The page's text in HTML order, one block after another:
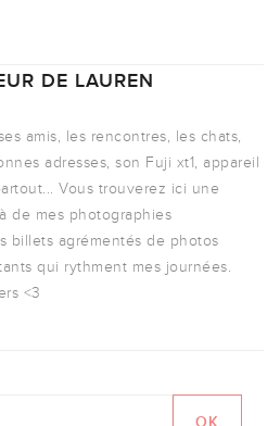
DE LAUREN
amis, les rencontres, les chats,
adresses, son Fuji xt1, appareil
Vous trouverez ici une
de mes photographies
billets agrémentés de photos
qui rythment mes journées.
<3